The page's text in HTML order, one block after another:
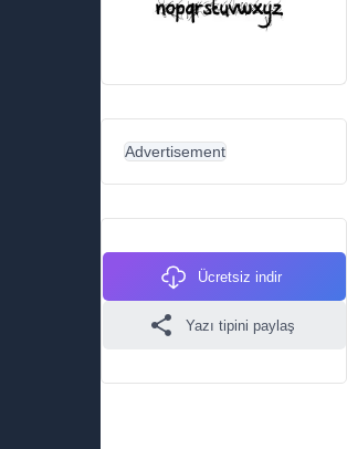
Advertisement
Ücretsiz indir
Yazı tipini paylaş